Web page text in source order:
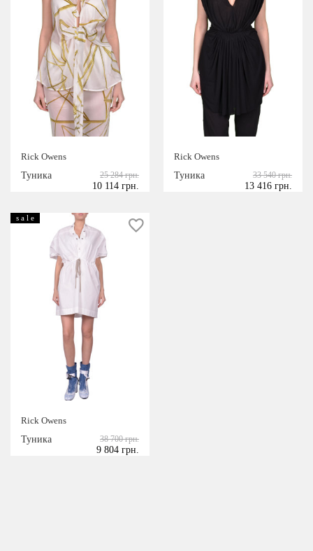
Rick Owens
Туника
25 284 грн.
10 114 грн.
Rick Owens
Туника
33 540 грн.
13 416 грн.
s a l e
Rick Owens
Туника
38 700 грн.
9 804 грн.